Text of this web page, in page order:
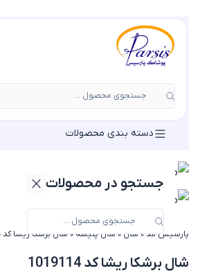
جستجوی محصول ...
جستجو در محصولات
دسته بندی محصولات
پارسیس مد»شال»شال پلیسه»شال برشکا ریشا کد 1019114
شال برشکا ریشا کد 1019114